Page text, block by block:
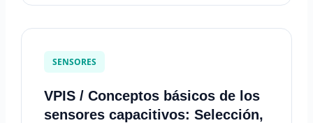
SENSORES
VPIS / Conceptos básicos de los
sensores capacitivos: Selección,